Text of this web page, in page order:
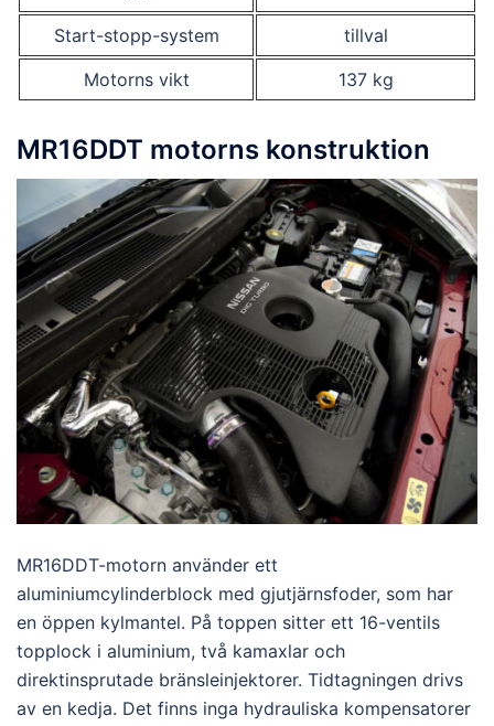
Start-stopp-system
tillval
Motorns vikt
137 kg
MR16DDT motorns konstruktion
MR16DDT-motorn använder ett
aluminiumcylinderblock med gjutjärnsfoder, som har
en öppen kylmantel. På toppen sitter ett 16-ventils
topplock i aluminium, två kamaxlar och
direktinsprutade bränsleinjektorer. Tidtagningen drivs
av en kedja. Det finns inga hydrauliska kompensatorer